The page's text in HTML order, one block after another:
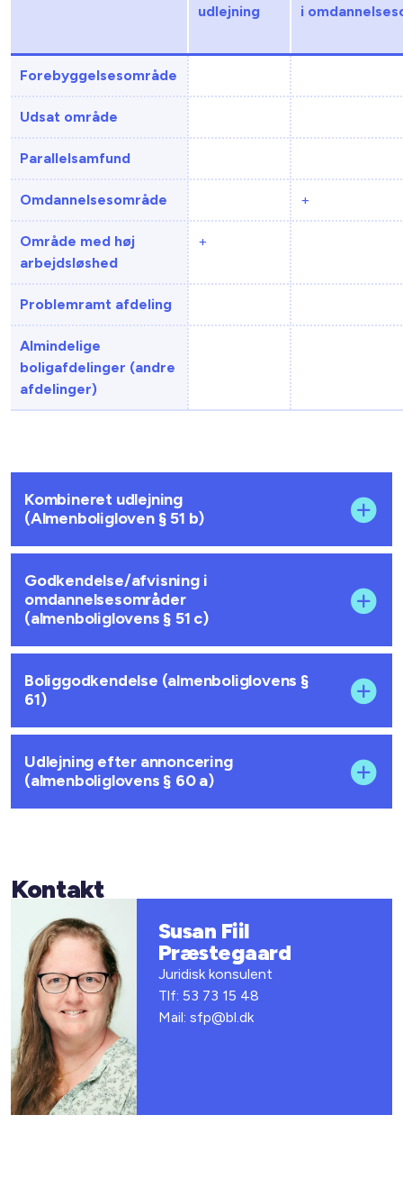
udlejning
i
Forebyggelsesområde
Udsat område
Parallelsamfund
Omdannelsesområde +
Område med høj
arbejdsløshed
+
Problemramt afdeling
Almindelige
boligafdelinger (andre
afdelinger)
Kombineret udlejning
(Almenboligloven § 51 b)
Godkendelse/afvisning i
omdannelsesområder
(almenboliglovens § 51 c)
Boliggodkendelse (almenboliglovens §
61)
Udlejning efter annoncering
(almenboliglovens § 60 a)
Kontakt
Susan Fiil
Præstegaard
Juridisk konsulent
Tlf: 53 73 15 48
Mail: sfp@bl.dk